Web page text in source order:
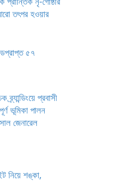
তৎপর হওয়ার
৫৭
ব্র্যান্ডিংয়ে প্রবাসী
ভূমিকা পালন
জেনারেল
নিয়ে শঙ্কা,